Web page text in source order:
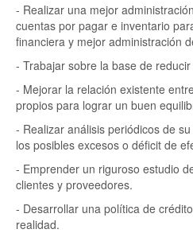
- Realizar una mejor
cuentas por pagar e inventario
financiera y mejor administración
- Trabajar sobre la base de
- Mejorar la relación existente
propios para lograr un buen
- Realizar análisis periódicos de
los posibles excesos o déficit de
- Emprender un riguroso estudio
clientes y proveedores.
- Desarrollar una política de
realidad.